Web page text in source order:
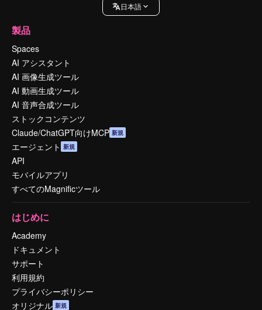
日本語
製品
Spaces
AI アシスタント
AI 画像生成ツール
AI 動画生成ツール
AI 音声合成ツール
ストックコンテンツ
Claude/ChatGPT向けMCP 新規
エージェント 新規
API
モバイルアプリ
すべてのMagnificツール
はじめに
Academy
ドキュメント
サポート
利用規約
プライバシーポリシー
オリジナル 新規